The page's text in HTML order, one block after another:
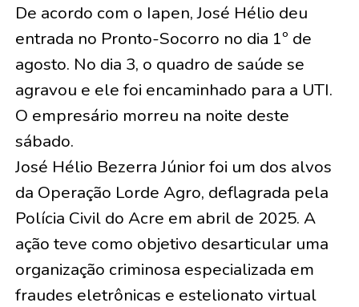
De acordo com o Iapen, José Hélio deu
entrada no Pronto-Socorro no dia 1º de
agosto. No dia 3, o quadro de saúde se
agravou e ele foi encaminhado para a UTI.
O empresário morreu na noite deste
sábado.
José Hélio Bezerra Júnior foi um dos alvos
da Operação Lorde Agro, deflagrada pela
Polícia Civil do Acre em abril de 2025. A
ação teve como objetivo desarticular uma
organização criminosa especializada em
fraudes eletrônicas e estelionato virtual